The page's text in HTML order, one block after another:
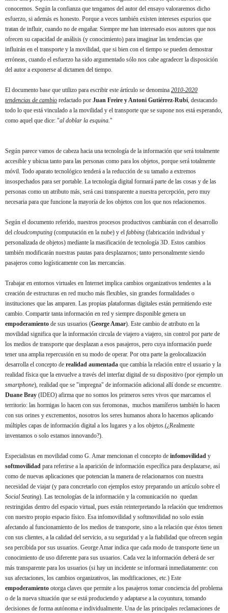
conocemos. Según la confianza que tengamos del autor del ensayo valoraremos dicho
esfuerzo, si además es honesto. Porque a veces también existen intereses espurios que
tratan de influir, cuando no de engañar. Siempre me han interesado esos autores que nos
ofrecen su capacidad de análisis (y conocimiento) para imaginar las tendencias que
influirán en el transporte y la movilidad, que si bien con el tiempo se pueden demostrar
erróneas, cuando el esfuerzo ha sido argumentado sólo nos cabe agradecer la disposición
del autor a exponerse al dictamen del tiempo.
El documento base que utilizo para escribir este ártículo se denomina 2010-2020
tendencias de cambio redactado por Juan Freire y Antoni Gutiérrez-Rubí, destacando
todo lo que está vinculado a la movilidad y el transporte que se supone nos está esperando,
como aquel que dice: "al doblar la esquina."
Según parece vamos de cabeza hacia una tecnología de la información que será totalmente
accesible y ubicua tanto para las personas como para los objetos, porque será totalmente
móvil. Todo aparato tecnológico tenderá a la reducción de su tamaño a extremos
insospechados para ser portable. La tecnología digital formará parte de las cosas y de las
personas como un atributo más, será casi transparente a nuestra percepción, pero muy
necesaria para que funcione la mayoría de los objetos con los que nos relacionemos.
Según el documento referido, nuestros procesos productivos cambiarán con el desarrollo
del cloudcomputing (computación en la nube) y el fabbing (fabricación individual y
personalizada de objetos) mediante la masificación de tecnología 3D. Estos cambios
también modificarán nuestras pautas para desplazarnos; tanto personalmente siendo
pasajeros como logísticamente con las mercancías.
Trabajar en entornos virtuales en Internet implica cambios organizativos tendentes a la
creación de estructuras en red mucho más flexibles, sin grandes formalidades o
instituciones que las amparen. Las propias plataformas digitales están permitiendo este
cambio. Compartir tanta información en red y siempre disponible genera un
empoderamiento de sus usuarios (George Amar). Este cambio de atributo en la
movilidad significa que la información circula de viajero a viajero, sin control por parte de
los medios de transporte que desplazan a esos pasajeros, pero cuya información puede
tener una amplia repercusión en su modo de operar. Por otra parte la geolocalización
desarrolla el concepto de realidad aumentada que cambia la relación entre el usuario y la
realidad física que la envuelve a través del interfaz digital de su dispositivo (por ejemplo un
smartphone), realidad que se "impregna" de información adicional allí donde se encuentre.
Duane Bray (IDEO) afirma que no somos los primeros seres vivos que marcamos el
territorio: las hormigas lo hacen con sus feromonas, muchos mamíferos también lo hacen
con sus orines y excrementos, nosotros los seres humanos ahora lo hacemos aplicando
múltiples capas de información digital a los lugares y a los objetos.(¿Realmente
inventamos o solo estamos innovando?).
Especialistas en movilidad como G. Amar mencionan el concepto de infomovilidad y
softmovilidad para referirse a la aparición de información específica para desplazarse, así
como de nuevas aplicaciones que potencian la manera de relacionarnos con nuestra
necesidad de viajar (y para concretarlo con ejemplos estoy preparando un artículo sobre el
Social Seating). Las tecnologías de la información y la comunicación no quedan
restringidas dentro del espacio virtual, pues están reinterpretando la relación que tendremos
con nuestro propio espacio físico. Esa infomovilidad y softmovilidad no solo están
afectando al funcionamiento de los medios de transporte, sino a la relación que éstos tienen
con sus clientes, a la calidad del servicio, a su seguridad y a la fiabilidad que ofrecen según
sea percibida por sus usuarios. George Amar indica que cada modo de transporte tiene un
conocimiento de uso diferente para sus usuarios. Cada vez la información deberá de ser
más transparente para los usuarios (si hay un incidente se informará inmediatamente: con
sus afectaciones, los cambios organizativos, las modificaciones, etc.) Este
empoderamiento otorga claves que permite a los pasajeros tomar conciencia del problema
o de la nueva situación que se está produciendo y adaptarse a la coyuntura, tomando
decisiones de forma autónoma e individualmente. Una de las principales reclamaciones de